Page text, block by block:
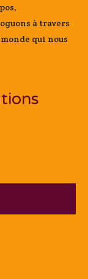
à travers
qui nous